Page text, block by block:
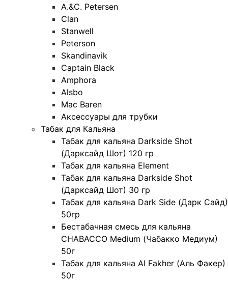
A.&C. Petersen
Clan
Stanwell
Peterson
Skandinavik
Captain Black
Amphora
Alsbo
Mac Baren
Аксессуары для трубки
Табак для Кальяна
Табак для кальяна Darkside Shot
(Дарксайд Шот) 120 гр
Табак для кальяна Element
Табак для кальяна Darkside Shot
(Дарксайд Шот) 30 гр
Табак для кальяна Dark Side (Дарк Сайд)
50гр
Бестабачная смесь для кальяна
CHABACCO Medium (Чабакко Медиум)
50г
Табак для кальяна Al Fakher (Аль Факер)
50г